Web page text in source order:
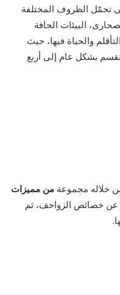
تحمّل الظروف المختلفة
البيئات الجافة
والحياة فيها، حيث
يزيد عن 6500 نوع، وتقسم بشكل عام إلى أربع
خلاله مجموعة من مميزات
عن خصائص الزواحف، ثم